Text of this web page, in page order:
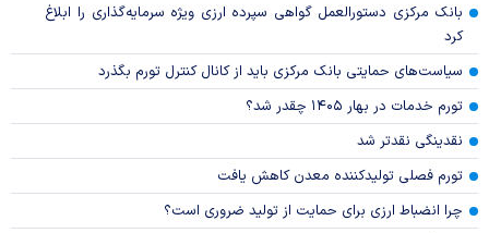
بانک مرکزی دستورالعمل گواهی سپرده ارزی ویژه سرمایه‌گذاری را ابلاغ
کرد
سیاست‌های حمایتی بانک مرکزی باید از کانال کنترل تورم بگذرد
تورم خدمات در بهار ۱۴۰۵ چقدر شد؟
نقدینگی نقدتر شد
تورم فصلی تولیدکننده معدن کاهش یافت
چرا انضباط ارزی برای حمایت از تولید ضروری است؟